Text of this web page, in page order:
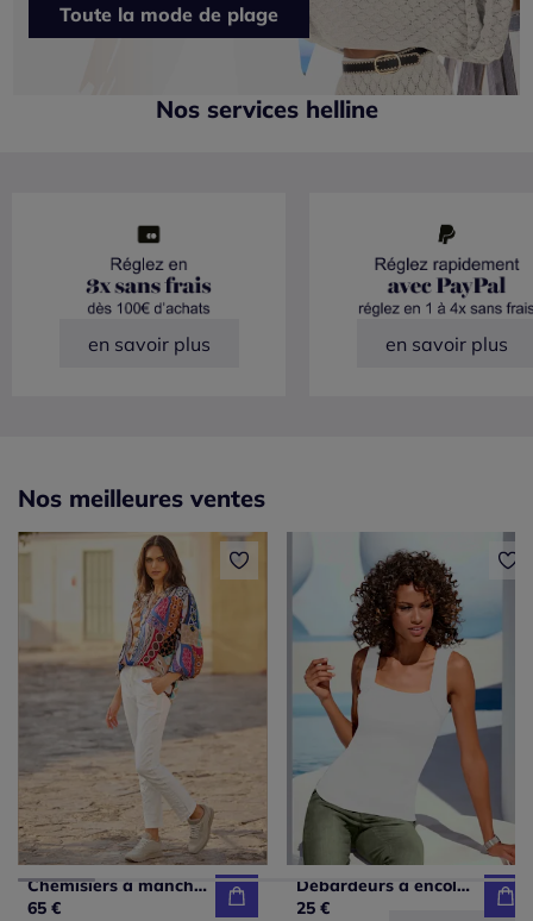
Toute la mode de plage
Nos services helline
en savoir plus en savoir plus
Nos meilleures ventes
Chemisiers à manches ballon en viscose à motifs imprimés
65 €
Débardeurs à encolure carrée basiques faciles à associer
25 €